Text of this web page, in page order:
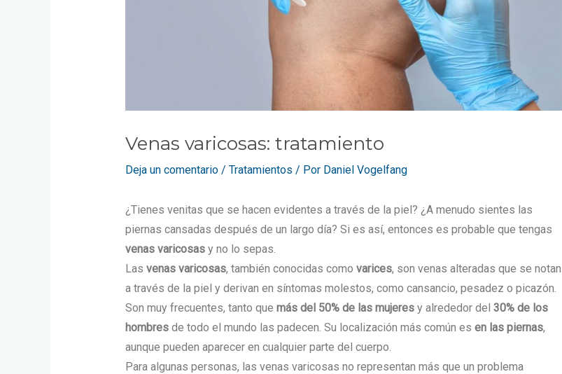
Venas varicosas: tratamiento
Deja un comentario / Tratamientos / Por Daniel Vogelfang
¿Tienes venitas que se hacen evidentes a través de la piel? ¿A menudo sientes las
piernas cansadas después de un largo día? Si es así, entonces es probable que tengas
venas varicosasy no lo sepas.
Las venas varicosas, también conocidas como varices, son venas alteradas que se notan
a través de la piel y derivan en síntomas molestos, como cansancio, pesadez o picazón.
Son muy frecuentes, tanto que más del 50% de las mujeresy alrededor del 30% de los
hombresde todo el mundo las padecen. Su localización más común es en las piernas,
aunque pueden aparecer en cualquier parte del cuerpo.
Para algunas personas, las venas varicosas no representan más que un problema